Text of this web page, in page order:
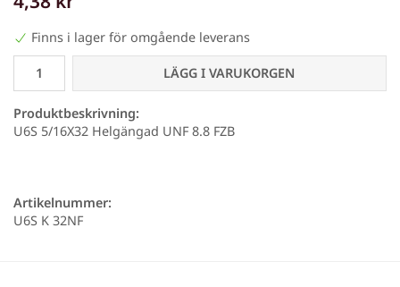
Finns i lager för omgående leverans
LÄGG I VARUKORGEN
Produktbeskrivning:
U6S 5/16X32 Helgängad UNF 8.8 FZB
Artikelnummer:
U6S K 32NF